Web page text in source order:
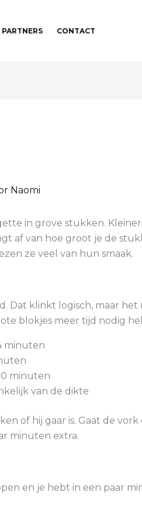
PARTNERS CONTACT
Naomi
in grove stukken.
af van hoe groot je de
ze veel van hun smaak.
Dat klinkt logisch, maar
blokjes meer tijd nodig
minuten
minuten
van de dikte
of hij gaar is. Gaat de
minuten extra.
en je hebt in een paar